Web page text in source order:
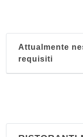
Attualmente
requisiti